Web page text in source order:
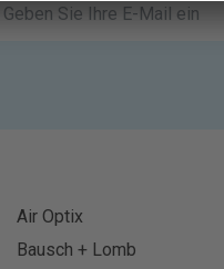
Air Optix
Bausch + Lomb